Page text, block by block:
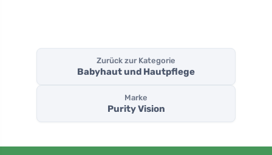
Zurück zur Kategorie
Babyhaut und Hautpflege
Marke
Purity Vision